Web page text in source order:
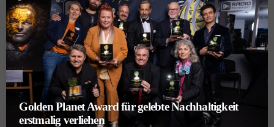
Golden Planet Award für gelebte Nachhaltigkeit
erstmalig verliehen